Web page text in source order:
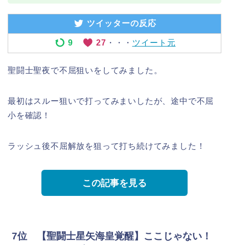
ツイッターの反応
9 27 ・・・ ツイート元
聖闘士聖夜で不屈狙いをしてみました。
最初はスルー狙いで打ってみまいしたが、途中で不屈
小を確認！
ラッシュ後不屈解放を狙って打ち続けてみました！
この記事を見る
7位 【聖闘士星矢海皇覚醒】ここじゃない！